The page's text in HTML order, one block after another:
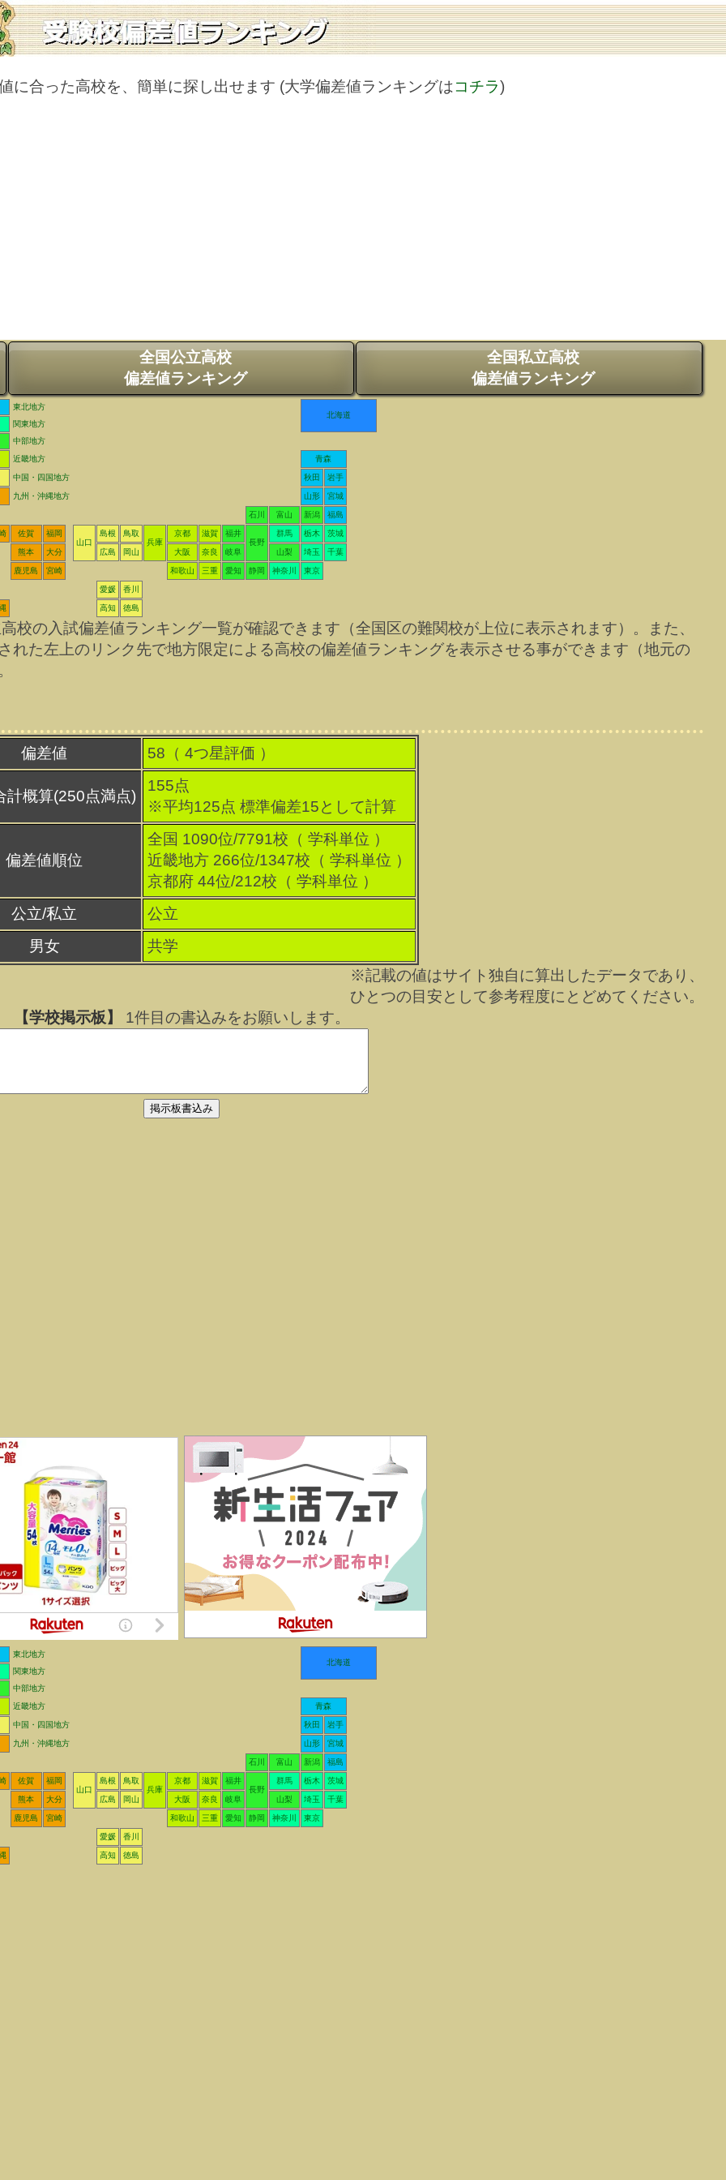
に合った高校を、簡単に探し出せます (大学偏差値ランキングはコチラ)
全国公立高校
偏差値ランキング
全国私立高校
偏差値ランキング
東北地方
北海道
関東地方
中部地方
近畿地方
青森
中国・四国地方 秋田 岩手
九州・沖縄地方 山形 宮城
石川 富山 新潟 福島
佐賀
福岡
山口
島根
鳥取
兵庫
京都 滋賀
福井
長野
群馬 栃木 茨城
熊本 大分 広島 岡山 大阪 奈良 岐阜 山梨 埼玉 千葉
鹿児島 宮崎 和歌山 三重 愛知 静岡 神奈川 東京
愛媛 香川
高知 徳島
の入試偏差値ランキング一覧が確認できます（全国区の難関校が上位に表示されます）。また、
れた左上のリンク先で地方限定による高校の偏差値ランキングを表示させる事ができます（地元の
偏差値 58（ 4つ星評価 ）
計概算(250点満点)
155点
※平均125点 標準偏差15として計算
偏差値順位
全国 1090位/7791校（ 学科単位 ）
近畿地方 266位/1347校（ 学科単位 ）
京都府 44位/212校（ 学科単位 ）
公立/私立
公立
男女
共学
※記載の値はサイト独自に算出したデータであり、
ひとつの目安として参考程度にとどめてください。
【学校掲示板】
1件目の書込みをお願いします。
東北地方
北海道
関東地方
中部地方
近畿地方
青森
中国・四国地方 秋田 岩手
九州・沖縄地方 山形 宮城
石川 富山 新潟 福島
佐賀
福岡
山口
島根
鳥取
兵庫
京都 滋賀
福井
長野
群馬 栃木 茨城
熊本 大分 広島 岡山 大阪 奈良 岐阜 山梨 埼玉 千葉
鹿児島 宮崎 和歌山 三重 愛知 静岡 神奈川 東京
愛媛 香川
高知 徳島